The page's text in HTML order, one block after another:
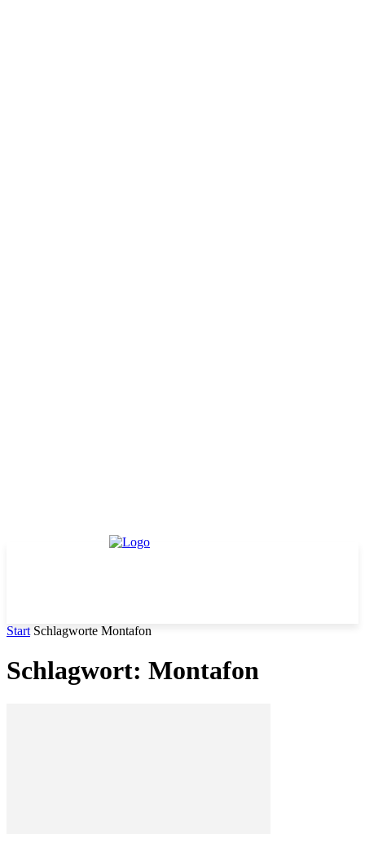
Start Schlagworte Montafon
Schlagwort: Montafon